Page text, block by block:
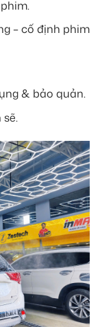
– cố định phim
& bảo quản.